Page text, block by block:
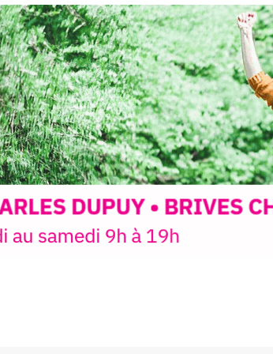
paysages de Haute-Loire ?
Cet été,Laurent Bersetvous propose unstage
d’aquarelle en extérieur, accessibleà tous les
niveaux, dans un cadre naturel
inspirantautour de Saint-Front, à seulement30
minutes du Puy-en-Velay.
Pendant3 jours, vous apprendrez à capturer
l’instant :
aquarelle, encre, ou contenu hybride.